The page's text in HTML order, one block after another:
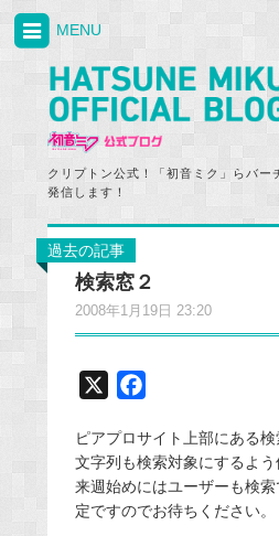
クリプトン公式！「初音ミク」らバー
発信します！
MENU
過去の記事
検索窓２
2008年1月19日 23:20
c
e
b
ピアプロサイト上部にある
文字列も検索対象にするよう
来週始めにはユーザーも検
定ですのでお待ちください。